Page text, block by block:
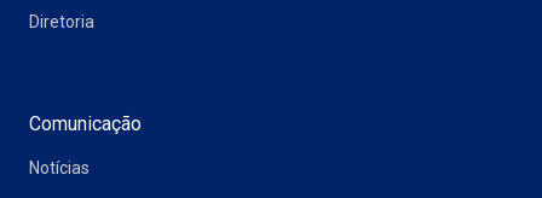
Diretoria
Comunicação
Notícias